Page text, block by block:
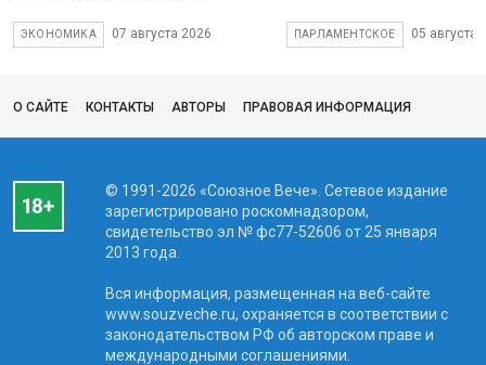
ЭКОНОМИКА 07 августа 2026 ПАРЛАМЕНТСКОЕ 05 августа
О САЙТЕ КОНТАКТЫ АВТОРЫ ПРАВОВАЯ ИНФОРМАЦИЯ
© 1991-2026 «Союзное Вече». Сетевое издание
зарегистрировано роскомнадзором,
свидетельство эл № фc77-52606 от 25 января
2013 года.
Вся информация, размещенная на веб-сайте
www.souzveche.ru, охраняется в соответствии с
законодательством РФ об авторском праве и
международными соглашениями.